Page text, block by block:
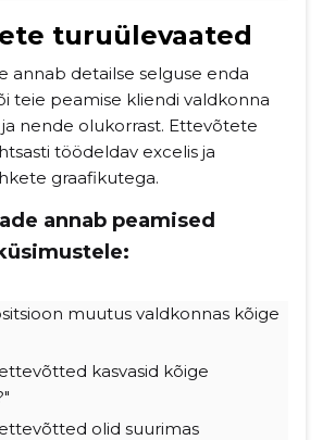
turuülevaated
annab detailse selguse enda
teie peamise kliendi valdkonna
nende olukorrast. Ettevõtete
töödeldav excelis ja
graafikutega.
annab peamised
muutus valdkonnas kõige
kasvasid kõige
olid suurimas